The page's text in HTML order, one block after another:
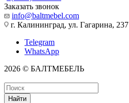
Заказать звонок
info@baltmebel.com
г. Калининград, ул. Гагарина, 237
Telegram
WhatsApp
2026 © БАЛТМЕБЕЛЬ
Найти